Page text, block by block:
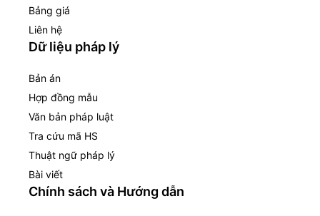
Bảng giá
Liên hệ
Dữ liệu pháp lý
Bản án
Hợp đồng mẫu
Văn bản pháp luật
Tra cứu mã HS
Thuật ngữ pháp lý
Bài viết
Chính sách và Hướng dẫn